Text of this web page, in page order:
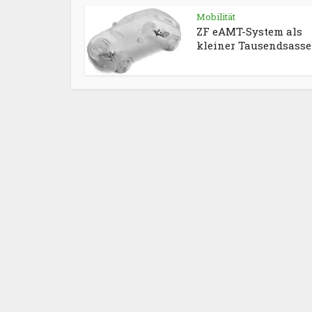
Mobilität
ZF eAMT-System als
kleiner